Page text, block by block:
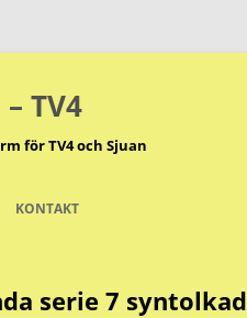
TV4
för TV4 och Sjuan
KONTAKT
serie 7 syntolkad